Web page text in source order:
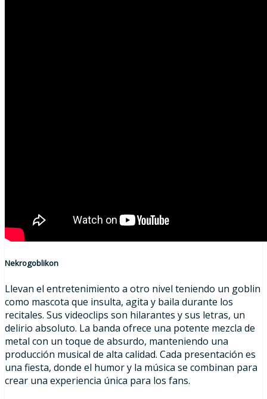
Nekrogoblikon
Llevan el entretenimiento a otro nivel teniendo un goblin
como mascota que insulta, agita y baila durante los
recitales. Sus videoclips son hilarantes y sus letras, un
delirio absoluto. La banda ofrece una potente mezcla de
metal con un toque de absurdo, manteniendo una
producción musical de alta calidad. Cada presentación es
una fiesta, donde el humor y la música se combinan para
crear una experiencia única para los fans.